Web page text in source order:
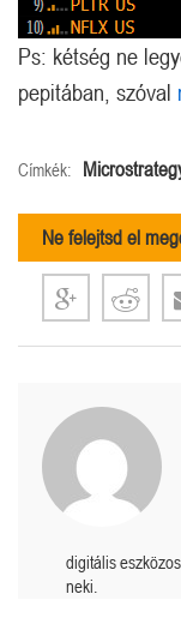
Ps: kétség ne
pepitában, szóval
Címkék:
Ne felejtsd el
digitális
neki.